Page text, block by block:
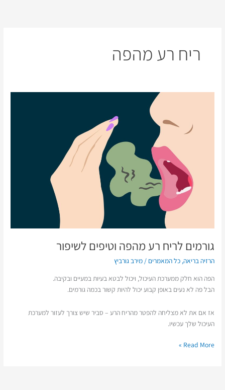
ריח רע מהפה
גורמים לריח רע מהפה וטיפים לשיפור
הרזיה בריאה,כל המאמרים /מירב גורביץ
הפה הוא חלק ממערכת העיכול, ויכול לבטא בעיות במעיים ובקיבה.
הבל פה לא נעים באופן קבוע יכול להיות קשור בכמה גורמים.
אז אם את לא מצליחה להפטר מהריח הרע – סביר שיש צורך לעזור למערכת
העיכול שלך עכשיו.
Read More »